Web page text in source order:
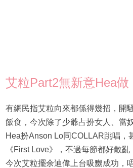
艾粒Part2無新意Hea做
有網民指艾粒向來都係得幾招，開
飯食，今次除了少爺占扮女人、當
Hea扮Anson Lo同COLLAR跳唱，
《First Love》，不過每節都好散亂
今次艾粒擺余迪偉上台吸嬲成功，